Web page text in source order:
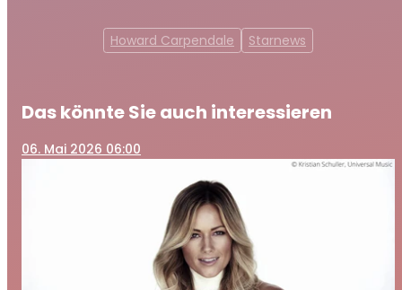
Howard Carpendale Starnews
Das könnte Sie auch interessieren
06. Mai 2026 06:00